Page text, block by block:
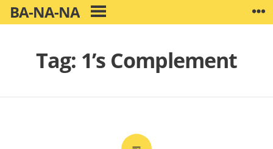
Skip
to
BA-NA-NA
PRIMARY
MENU
Tag: 1’s Complement